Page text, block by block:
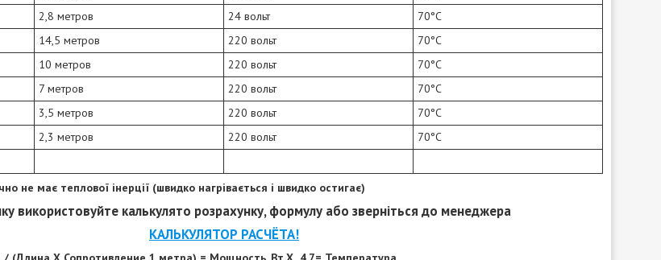
2,8 метров 24 вольт
70°C
14,5 метров 220 вольт
70°C
10 метров 220 вольт
70°C
7 метров 220 вольт
70°C
3,5 метров 220 вольт
70°C
2,3 метров 220 вольт 70°C
не має теплової інерції (швидко нагрівається і швидко остигає)
використовуйте калькулято розрахунку, формулу або зверніться до менеджера
КАЛЬКУЛЯТОР РАСЧЁТА!